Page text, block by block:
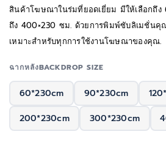
สินค้าโฆษณาในร่มที่ยอดเยี่ยม มีให้เลือกถึ
ถึง 400×230 ซม. ด้วยการพิมพ์ซับลิเมชั่นคุ
เหมาะสำหรับทุกการใช้งานโฆษณาของคุณ.
ฉากหลังBACKDROP SIZE
60*230cm 90*230cm
200*230cm
300*230cm